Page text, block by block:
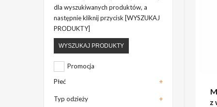
dla wyszukiwanych produktów, a
następnie kliknij przycisk [WYSZUKAJ
PRODUKTY]
WYSZUKAJ PRODUKTY
Promocja
Płeć +
Typ odzieży +
z